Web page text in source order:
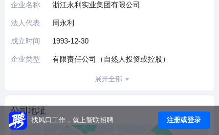
集团在贵州省成立了该省唯一一家省级金控集团——贵州永
安金融控股股份有限公司。2016年，永利集团在绍兴成立了
在30年的发展历程中，集团先后被评为省、市、县骨干企
业，并获评多项荣誉，是“全国民营企业500强”单位。
企业名称 浙江永利实业集团有限公司
法人代表 周永利
成立时间 1993-12-30
企业类型 有限责任公司（自然人投资或控股）
展开全部
公司地址
找风口工作，就上智联招聘 注册或登录